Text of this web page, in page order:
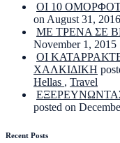
ΟΙ 10
on August 31, 2016
ΜΕ ΤΡΕΝΑ ΣΕ
November 1, 2015
ΟΙ
ΧΑΛΚΙΔΙΚΗ
Hellas , Travel
posted on
Recent Posts